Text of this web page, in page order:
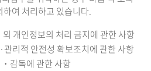
여 처리하고 있습니다.
개인정보의 처리 금지에 관한 사항
관리적 안전성 확보조치에 관한 사항
감독에 관한 사항